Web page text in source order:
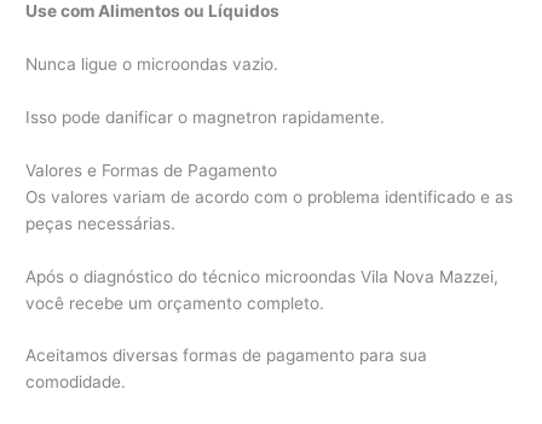
Use com Alimentos ou Líquidos
Nunca ligue o microondas vazio.
Isso pode danificar o magnetron rapidamente.
Valores e Formas de Pagamento
Os valores variam de acordo com o problema identificado e as
peças necessárias.
Após o diagnóstico do técnico microondas Vila Nova Mazzei,
você recebe um orçamento completo.
Aceitamos diversas formas de pagamento para sua
comodidade.